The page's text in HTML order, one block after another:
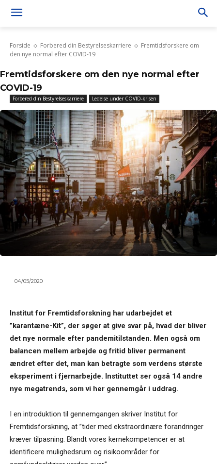
Forside Forbered din Bestyrelseskarriere
Fremtidsforskere om
den nye normal efter COVID-19
Fremtidsforskere om den nye normal efter
COVID-19
Forbered din Bestyrelseskarriere Ledelse under COVID-krisen
04/05/2020
Institut for Fremtidsforskning har udarbejdet et
”karantæne-Kit”, der søger at give svar på, hvad der bliver
det nye normale efter pandemitilstanden. Men også om
balancen mellem arbejde og fritid bliver permanent
ændret efter det, man kan betragte som verdens største
eksperiment i fjernarbejde. Instituttet ser også 14 andre
nye megatrends, som vi her gennemgår i uddrag.
I en introduktion til gennemgangen skriver Institut for
Fremtidsforskning, at ”tider med ekstraordinære forandringer
kræver tilpasning. Blandt vores kernekompetencer er at
identificere mulighedsrum og risikoområder for